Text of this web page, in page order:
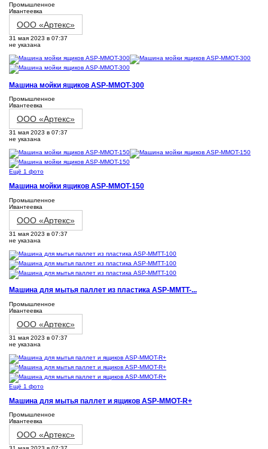
Промышленное
Ивантеевка
ООО «Артекс»
31 мая 2023 в 07:37
не указана
Машина мойки ящиков ASP-MMOT-300
Промышленное
Ивантеевка
ООО «Артекс»
31 мая 2023 в 07:37
не указана
Ещё 1 фото
Машина мойки ящиков ASP-MMOT-150
Промышленное
Ивантеевка
ООО «Артекс»
31 мая 2023 в 07:37
не указана
Машина для мытья паллет из пластика ASP-MMTT-...
Промышленное
Ивантеевка
ООО «Артекс»
31 мая 2023 в 07:37
не указана
Ещё 1 фото
Машина для мытья паллет и ящиков ASP-MMOT-R+
Промышленное
Ивантеевка
ООО «Артекс»